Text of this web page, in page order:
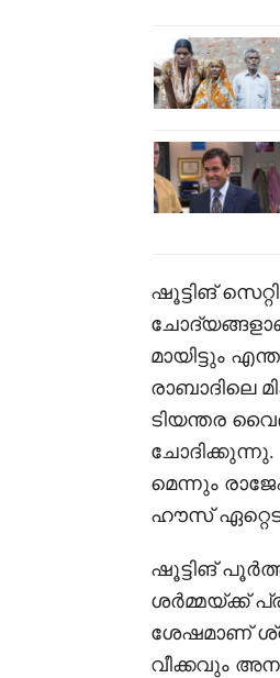
ഷൂട്ടിങ്
മായിട്ടും
രാബാദിലെ
ടിയന്തര
ചോദിക്കുന്നു.
മെന്നും
ഹൗസ്
ഷൂട്ടിങ്
ശർമ്മയ്ക്ക്
ശേഷമാണ്
വീക്കവും